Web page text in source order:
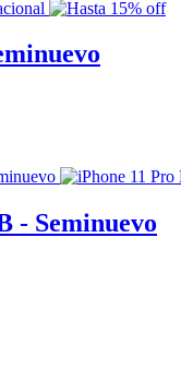
- Seminuevo